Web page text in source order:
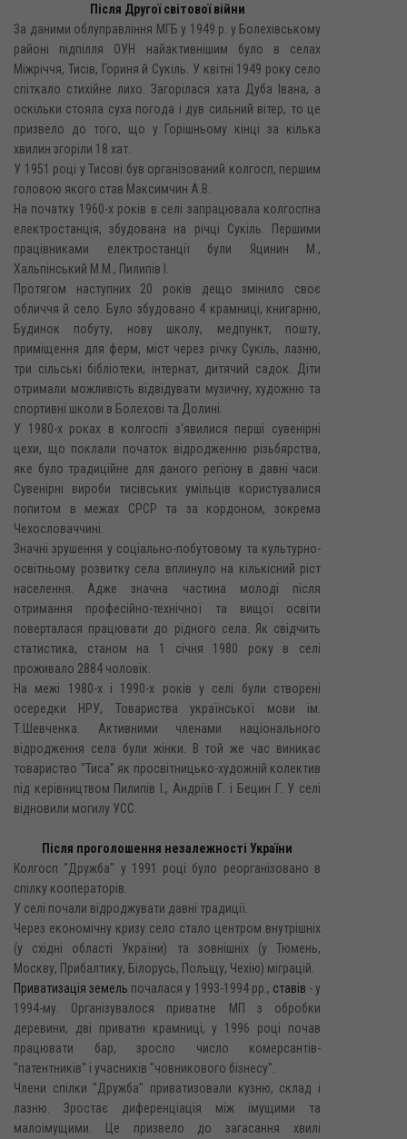
Після Другої світової війни
За даними облуправління МГБ у 1949 р. у Болехівському
районі підпілля ОУН найактивнішим було в селах
Міжріччя, Тисів, Гориня й Сукіль. У квітні 1949 року село
спіткало стихійне лихо. Загорілася хата Дуба Івана, а
оскільки стояла суха погода і дув сильний вітер, то це
призвело до того, що у Горішньому кінці за кілька
хвилин згоріли 18 хат.
У 1951 році у Тисові був організований колгосп, першим
головою якого став Максимчин A.B.
На початку 1960-х років в селі запрацювала колгоспна
електростанція, збудована на річці Сукіль. Першими
працівниками електростанції були Яцинин М.,
Хальпінський М.М., Пилипів І.
Протягом наступних 20 років дещо змінило своє
обличчя й село. Було збудовано 4 крамниці, книгарню,
Будинок побуту, нову школу, медпункт, пошту,
приміщення для ферм, міст через річку Сукіль, лазню,
три сільські бібліотеки, інтернат, дитячий садок. Діти
отримали можливість відвідувати музичну, художню та
спортивні школи в Болехові та Долині.
У 1980-х роках в колгоспі з'явилися перші сувенірні
цехи, що поклали початок відродженню різьбярства,
яке було традиційне для даного регіону в давні часи.
Сувенірні вироби тисівських умільців користувалися
попитом в межах СPCP та за кордоном, зокрема
Чехословаччині.
Значні зрушення у соціально-побутовому та культурно-
освітньому розвитку села вплинуло на кількісний ріст
населення. Адже значна частина молоді після
отримання професійно-технічної та вищої освіти
поверталася працювати до рідного села. Як свідчить
статистика, станом на 1 січня 1980 року в селі
проживало 2884 чоловік.
На межі 1980-х і 1990-х років у селі були створені
осередки НРУ, Товариства української мови ім.
Т.Шевченка. Активними членами національного
відродження села були жінки. В той же час виникає
товариство "Тиса" як просвітницько-художній колектив
під керівництвом Пилипів І., Андріїв Г. і Бецин Г. У селі
відновили могилу УСС.
Після проголошення незалежності України
Колгосп "Дружба" у 1991 році було реорганізовано в
спілку кооператорів.
У селі почали відроджувати давні традиції.
Через економічну кризу село стало центром внутрішніх
(у східні області України) та зовнішніх (у Тюмень,
Москву, Прибалтику, Білорусь, Польщу, Чехію) міграцій.
Приватизація земель почалася у 1993-1994 pp., ставів - y
1994-му. Організувалося приватне МП з обробки
деревини, дві приватні крамниці, у 1996 році почав
працювати бар, зросло число комерсантів-
"патентників" і учасників "човникового бізнесу".
Члени спілки "Дружба" приватизовали кузню, склад і
лазню. Зростає диференціація між імущими та
малоімущими. Це призвело до загасання хвилі